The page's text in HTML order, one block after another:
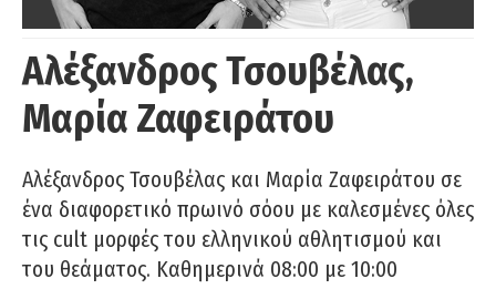
Αλέξανδρος Τσουβέλας,
Μαρία Ζαφειράτου
Αλέξανδρος Τσουβέλας και Μαρία Ζαφειράτου σε
ένα διαφορετικό πρωινό σόου με καλεσμένες όλες
τις cult μορφές του ελληνικού αθλητισμού και
του θεάματος. Καθημερινά 08:00 με 10:00